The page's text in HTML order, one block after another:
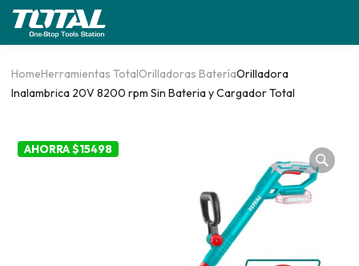
HomeHerramientas TotalOrilladoras BateríaOrilladora
Inalambrica 20V 8200 rpm Sin Bateria y Cargador Total
AHORRA $15498